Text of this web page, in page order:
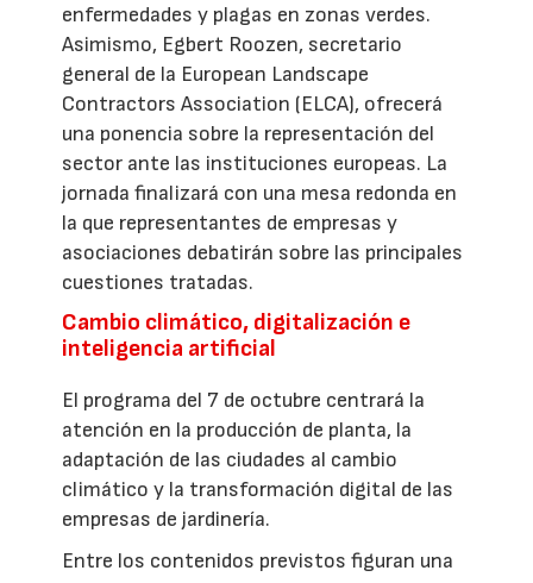
enfermedades y plagas en zonas verdes.
Asimismo, Egbert Roozen, secretario
general de la European Landscape
Contractors Association (ELCA), ofrecerá
una ponencia sobre la representación del
sector ante las instituciones europeas. La
jornada finalizará con una mesa redonda en
la que representantes de empresas y
asociaciones debatirán sobre las principales
cuestiones tratadas.
Cambio climático, digitalización e
inteligencia artificial
El programa del 7 de octubre centrará la
atención en la producción de planta, la
adaptación de las ciudades al cambio
climático y la transformación digital de las
empresas de jardinería.
Entre los contenidos previstos figuran una